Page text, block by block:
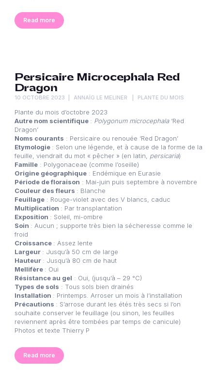
Read more
Persicaire Microcephala Red
Dragon
10 OCTOBRE 2023 ANNAÏG LE MELINER PLANTE DU MOIS
Plante du mois d’octobre 2023
Autre nom scientifique : Polygonum microcephala ‘Red
Dragon’
Noms courants : Persicaire ou renouée ‘Red Dragon’
Etymologie : Selon une légende, et à cause de la forme de la
feuille, viendrait du mot « pêcher » (en latin, persicaria)
Famille : Polygonaceae (comme l’oseille)
Origine géographique : Endémique en Eurasie
Période de floraison : Mai-juin puis septembre à novembre
Couleur des fleurs : Blanche
Feuillage : Rouge-violet avec des V blancs, caduc
Multiplication : Par transplantation
Exposition : Soleil, mi-ombre
Soin : Aucun ; supporte très bien la sécheresse comme le
froid
Croissance : Assez lente
Largeur : Jusqu’à 50 cm de large
Hauteur : Jusqu’à 80 cm de haut
Mellifère : Oui
Résistance au gel : Oui, (jusqu’à – 29 °C)
Types de sols : Tous sols bien drainés
Installation : Printemps. Arroser un mois à l’installation
Précautions : S’arrose durant les étés très secs si l’on
souhaite conserver le feuillage (ou sinon, les feuilles
reviennent après être tombées par temps de canicule)
Photos et texte Thierry P
Read more